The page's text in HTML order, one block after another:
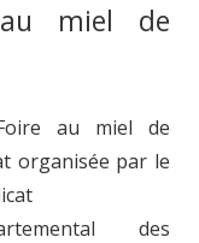
miel de
au miel de
organisée par le
des